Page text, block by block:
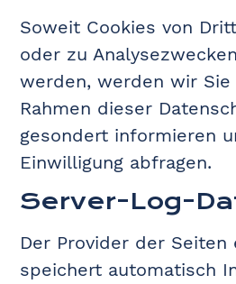
Soweit Cookies von
oder zu
werden, werden wir
Rahmen dieser
gesondert informieren
Einwilligung abfragen.
Server-Log-
Der Provider der Seiten
speichert automatisch